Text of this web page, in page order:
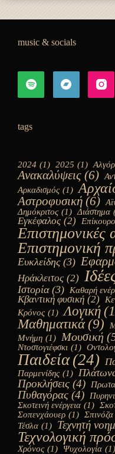
music & socials
tags
2024 (1) 2025 (1)
Ανακαλύψεις (6)
Αρκαδισμός (1)
Αστροφυσική (6)
Δημόκριτος (1) Διάστημα
Εγκέφαλος (2)
Επιστημονικές
Επιστημονική
Ευκλείδης (3)
Ηράκλειτος (2)
Ιστορία (3) Καθαρή
Κβαντική φυσική (2)
Κρόνος (1) Λογική
Μαθηματικά (9)
Μνήμη (1) Μουσική
Ντοστογιέφσκι (1)
Παιδεία (24)
Παρμενίδης (1)
Προκλήσεις (4)
Πυθαγόρας (4)
Σκοτεινή ενέργεια (1)
Σοπενχάουερ (1) Σπινόζα
Τέσλα (1) Τεχνητή
Τεχνολογική
Χρόνος (1) Ψυχολογία (1)